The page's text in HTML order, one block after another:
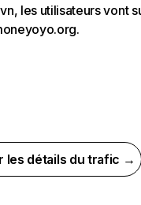
les utilisateurs vont
les détails du trafic →